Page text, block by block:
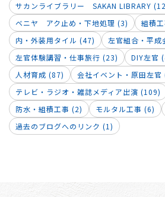
サカンライブラリー SAKAN LIBRARY
ベニヤ アク止め・下地処理 (3)
組積
内・外装用タイル (47)
左官組合・平成
左官体験講習・仕事旅行 (23)
DIY左官
人材育成 (87)
会社イベント・原田左官
テレビ・ラジオ・雑誌メディア出演 (109)
防水・組積工事 (2)
モルタル工事 (6)
過去のブログへのリンク (1)